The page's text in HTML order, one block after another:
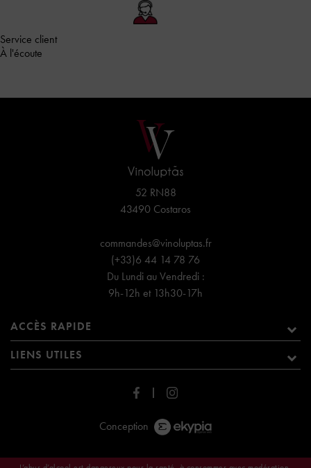
Service client
À l'écoute
52 RN88
43490 Costaros
commandes@vinoluptas.fr
(+33)6 44 14 78 76
Du Lundi au Vendredi :
9h-12h et 13h30-17h
ACCÈS RAPIDE
LIENS UTILES
Conception